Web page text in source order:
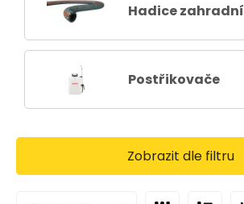
Hadice zahradní
Postřikovače
Zobrazit dle filtru